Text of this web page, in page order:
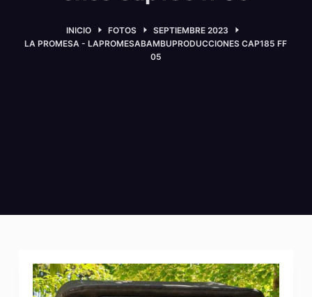
INICIO FOTOS
SEPTIEMBRE 2023
LA PROMESA - LAPROMESABAMBUPRODUCCIONES CAP185 FF
05